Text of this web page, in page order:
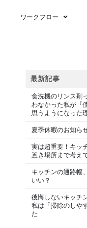
ワークフロー
最新記事
食洗機のリンス剤
わなかった私が『
思うようになった
夏季休暇のお知ら
実は超重要！キッ
置き場所まで考え
キッチンの通路幅
いい？
後悔しないキッチ
私は「掃除のしや
た